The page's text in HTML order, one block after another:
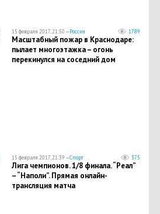
15 февраля 2017, 21:50 —Россия 1789
Масштабный пожар в Краснодаре:
пылает многоэтажка – огонь
перекинулся на соседний дом
15 февраля 2017, 21:39 —Спорт 375
Лига чемпионов. 1/8 финала. “Реал”
– “Наполи”. Прямая онлайн-
трансляция матча